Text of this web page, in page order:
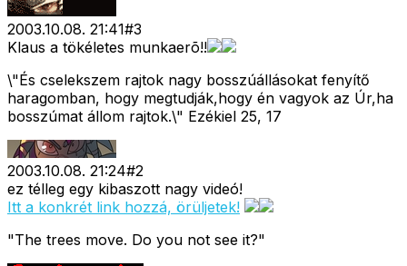
2003.10.08. 21:41#3
Klaus a tökéletes munkaerõ!!
\"És cselekszem rajtok nagy bosszúállásokat fenyítő
haragomban, hogy megtudják,hogy én vagyok az Úr,ha
bosszúmat állom rajtok.\" Ezékiel 25, 17
2003.10.08. 21:24#2
ez télleg egy kibaszott nagy videó!
Itt a konkrét link hozzá, örüljetek!
"The trees move. Do you not see it?"